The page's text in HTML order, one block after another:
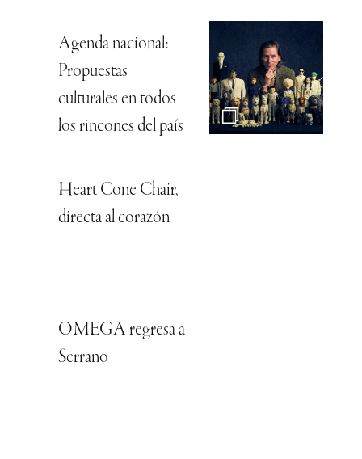
Agenda nacional:
Propuestas
culturales en todos
los rincones del país
Heart Cone Chair,
directa al corazón
OMEGA regresa a
Serrano